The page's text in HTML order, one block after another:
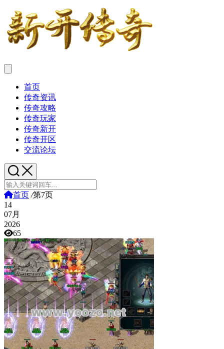
首页
传奇资讯
传奇攻略
传奇玩家
传奇新开
传奇开区
交流论坛
首页 /第7页
14
07月
2026
65